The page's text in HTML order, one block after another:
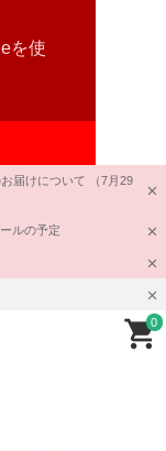
を使
届けについて （7月29
ルの予定
0